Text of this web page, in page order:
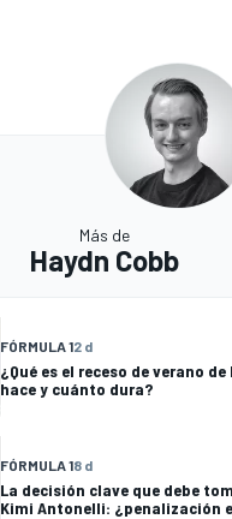
Más de
Haydn Cobb
FÓRMULA 12 d
¿Qué es el receso de verano de
hace y cuánto dura?
FÓRMULA 18 d
La decisión clave que debe
Kimi Antonelli: ¿penalización